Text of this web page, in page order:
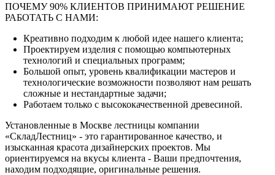
ПОЧЕМУ 90% КЛИЕНТОВ ПРИНИМАЮТ РЕШЕНИЕ
РАБОТАТЬ С НАМИ:
Креативно подходим к любой идее нашего клиента;
Проектируем изделия с помощью компьютерных
технологий и специальных программ;
Большой опыт, уровень квалификации мастеров и
технологические возможности позволяют нам решать
сложные и нестандартные задачи;
Работаем только с высококачественной древесиной.
Установленные в Москве лестницы компании
«СкладЛестниц» - это гарантированное качество, и
изысканная красота дизайнерских проектов. Мы
ориентируемся на вкусы клиента - Ваши предпочтения,
находим подходящие, оригинальные решения.